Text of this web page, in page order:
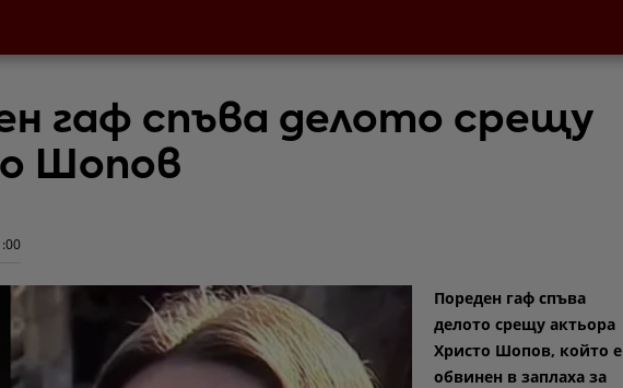
гаф спъва делото срещу
Шопов
Пореден гаф спъва
делото срещу актьора
Христо Шопов, който е
обвинен в заплаха за